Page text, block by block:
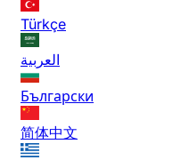
Türkçe
العربية
Български
简体中文